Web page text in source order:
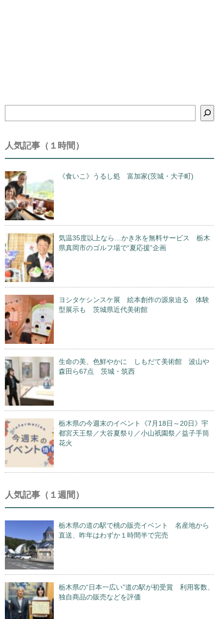
人気記事（１時間）
《食いこ》うるし処 富加家(茨城・大子町)
気温35度以上なら…かき氷を無料サービス 栃木
県真岡市のゴルフ場で“夏応援”企画
ヨシタケシンスケ展 絵本創作の源泉迫る 体験
型展示も 茨城県近代美術館
生命の美、色鮮やかに しもだて美術館 波山や
森田ら67点 茨城・筑西
栃木県の今週末のイベント《7月18日～20日》宇
都宮天王祭／大谷夏祭り／小山祇園祭／益子手筒
花火
人気記事（１週間）
栃木県の道の駅で桃の販売イベント 名産地から
直送、昨年はわずか１時間半で完売
栃木県の“日本一広い”道の駅が初受賞 利用客数、
独自商品の販売などを評価